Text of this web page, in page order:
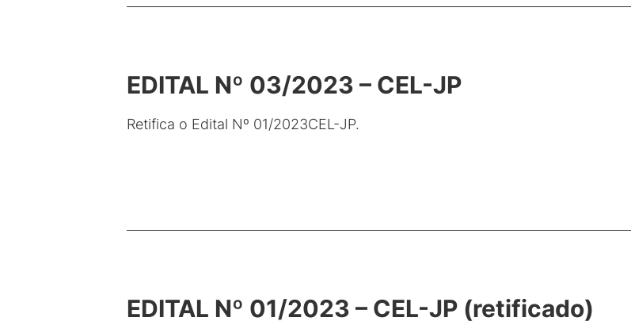
EDITAL Nº 03/2023 – CEL-JP
Retifica o Edital Nº 01/2023CEL-JP.
EDITAL Nº 01/2023 – CEL-JP (retificado)